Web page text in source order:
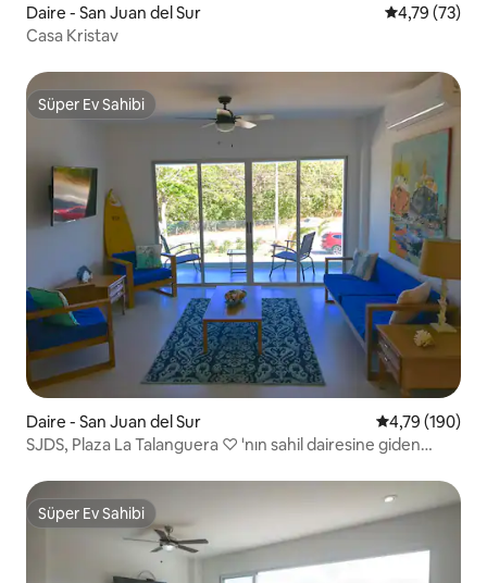
Daire - San Juan del Sur 5 üzerinden
4,79 (73)
Casa Kristav
Süper Ev Sahibi
Süper Ev Sahibi
Daire - San Juan del Sur 5 üzerinden
4,79 (190)
SJDS, Plaza La Talanguera ♡ 'nın sahil dairesine giden
Süper Ev Sahibi
Süper Ev Sahibi